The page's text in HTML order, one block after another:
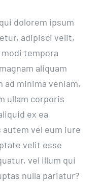
dolorem ipsum
adipisci velit,
tempora
aliquam
ad minima veniam,
ullam corporis
ex ea
autem vel eum iure
velit esse
vel illum qui
nulla pariatur?